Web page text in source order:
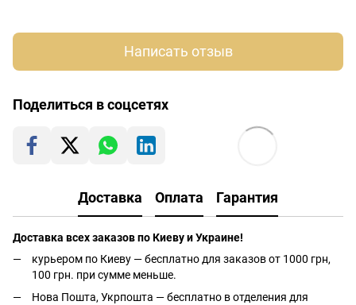
Написать отзыв
Поделиться в соцсетях
Доставка Оплата Гарантия
Доставка всех заказов по Киеву и Украине!
курьером по Киеву — бесплатно для заказов от 1000 грн,
100 грн. при сумме меньше.
Нова Пошта, Укрпошта — бесплатно в отделения для